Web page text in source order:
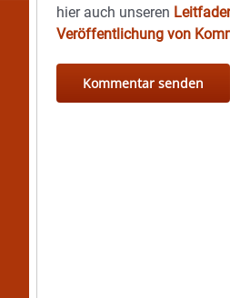
hier auch unseren
Veröffentlichung von